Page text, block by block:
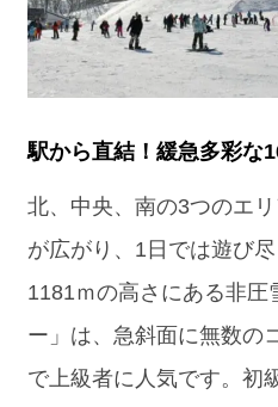
駅から直結！緩急多彩な
北、中央、南の3つのエ
が広がり、1日では遊び
1181ｍの高さにある非圧
ー」は、急斜面に無数の
で上級者に人気です。初